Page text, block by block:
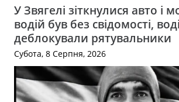
У Звягелі зіткнулися авто і
водій був без свідомості,
деблокували рятувальники
Субота, 8 Серпня, 2026